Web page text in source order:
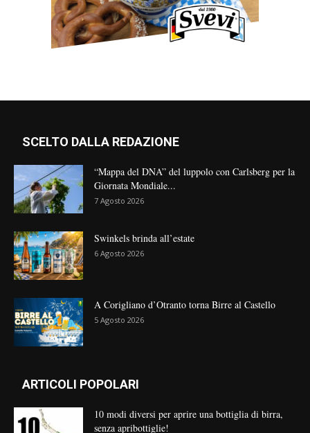
SCELTO DALLA REDAZIONE
“Mappa del DNA” del luppolo con Carlsberg per la
Giornata Mondiale...
7 Agosto 2026
Swinkels brinda all’estate
6 Agosto 2026
A Corigliano d’Otranto torna Birre al Castello
5 Agosto 2026
ARTICOLI POPOLARI
10 modi diversi per aprire una bottiglia di birra,
senza apribottiglie!